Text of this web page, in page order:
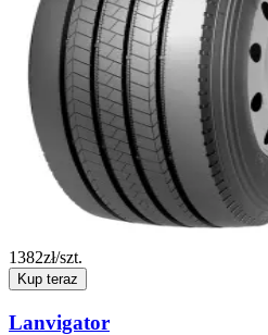
1382zł/szt.
Kup teraz
Lanvigator